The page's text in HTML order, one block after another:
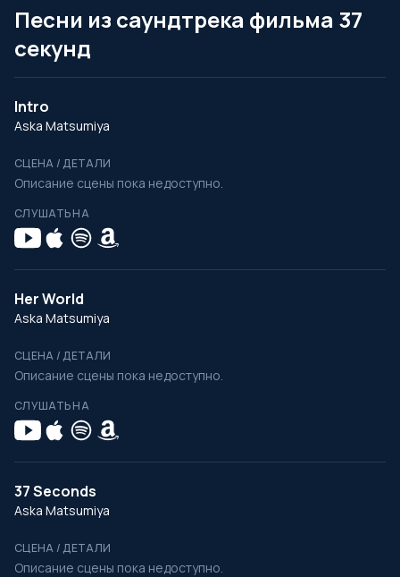
Песни из саундтрека фильма 37
секунд
Intro
Aska Matsumiya
СЦЕНА / ДЕТАЛИ
Описание сцены пока недоступно.
СЛУШАТЬ НА
Her World
Aska Matsumiya
СЦЕНА / ДЕТАЛИ
Описание сцены пока недоступно.
СЛУШАТЬ НА
37 Seconds
Aska Matsumiya
СЦЕНА / ДЕТАЛИ
Описание сцены пока недоступно.